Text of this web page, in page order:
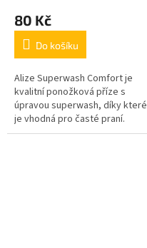
80 Kč
Do košíku
Alize Superwash Comfort je
kvalitní ponožková příze s
úpravou superwash, díky které
je vhodná pro časté praní.
Hotové výrobky jsou příjemné